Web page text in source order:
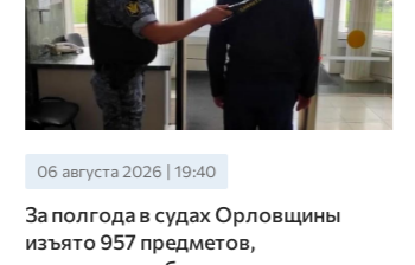
06 августа 2026 | 17:58
В доме на Раздольной
продолжаются восстановительные